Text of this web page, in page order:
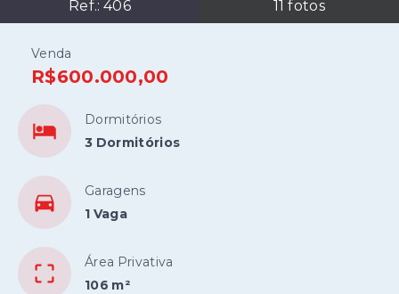
Ref.:406 11 fotos
Venda
R$600.000,00
Dormitórios
3 Dormitórios
Garagens
1 Vaga
Área Privativa
106 m²